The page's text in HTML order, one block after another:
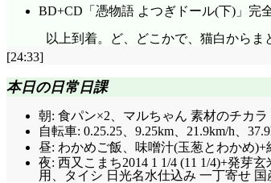
BD+CD「憑物語 よつぎドール(下)」完
以上到着。ど、どこかで、猫白から
[24:33]
本日の日常日課
朝: 食パン×2、マルちゃん 素材のチカ
自転車: 0.25.25、9.25km、21.9km/h、
昼: わかめご飯、味噌汁(玉葱とわかめ
夜: 西又こまち2014 1 1/4 (11 1/4)+発芽
用、タイシ 日光名水仕込み 一丁寄せ